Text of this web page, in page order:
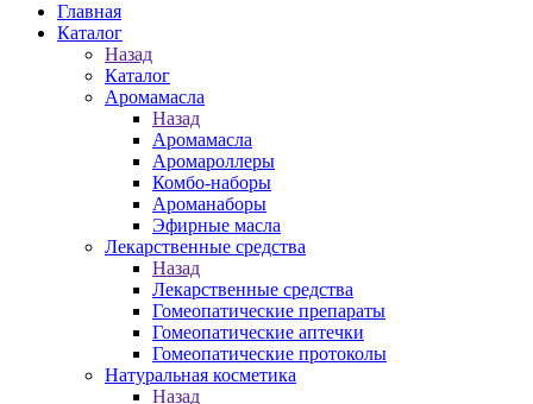
Главная
Каталог
Назад
Каталог
Аромамасла
Назад
Аромамасла
Аромароллеры
Комбо-наборы
Ароманаборы
Эфирные масла
Лекарственные средства
Назад
Лекарственные средства
Гомеопатические препараты
Гомеопатические аптечки
Гомеопатические протоколы
Натуральная косметика
Назад